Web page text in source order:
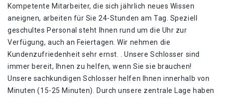
Kompetente Mitarbeiter, die sich jährlich neues Wissen
aneignen, arbeiten für Sie 24-Stunden am Tag. Speziell
geschultes Personal steht Ihnen rund um die Uhr zur
Verfügung, auch an Feiertagen. Wir nehmen die
Kundenzufriedenheit sehr ernst. . Unsere Schlosser sind
immer bereit, Ihnen zu helfen, wenn Sie sie brauchen!
Unsere sachkundigen Schlosser helfen Ihnen innerhalb von
Minuten (15-25 Minuten). Durch unsere zentrale Lage haben